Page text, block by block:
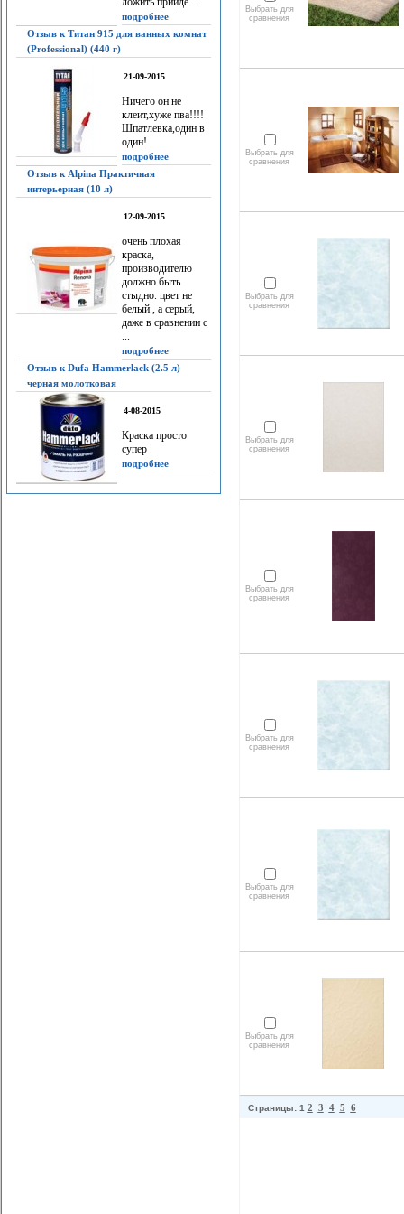
подробнее
Отзыв к Титан 915 для ванных комнат
(Professional) (440 г)
21-09-2015
Ничего он не
клеит,хуже пва!!!!
Шпатлевка,один в
один!
подробнее
Отзыв к Alpina Практичная
интерьерная (10 л)
12-09-2015
очень плохая
краска,
производителю
должно быть
стыдно. цвет не
белый , а серый,
даже в сравнении с
...
подробнее
Отзыв к Dufa Hammerlack (2.5 л)
черная молотковая
4-08-2015
Краска просто
супер
подробнее
Выбрать для
сравнения
Выбрать для
сравнения
Выбрать для
сравнения
Выбрать для
сравнения
Выбрать для
сравнения
Выбрать для
сравнения
Выбрать для
сравнения
Выбрать для
сравнения
Страницы: 1 2 3 4 5 6